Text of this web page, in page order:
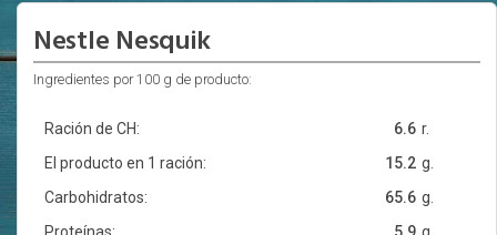
Nestle Nesquik
Ingredientes por 100 g de producto:
Ración de CH: r.
6.6
El producto en 1 ración:
g.
15.2
Carbohidratos:
g.
65.6